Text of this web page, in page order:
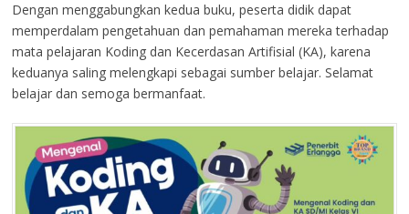
Dengan menggabungkan kedua buku, peserta didik dapat
memperdalam pengetahuan dan pemahaman mereka terhadap
mata pelajaran Koding dan Kecerdasan Artifisial (KA), karena
keduanya saling melengkapi sebagai sumber belajar. Selamat
belajar dan semoga bermanfaat.